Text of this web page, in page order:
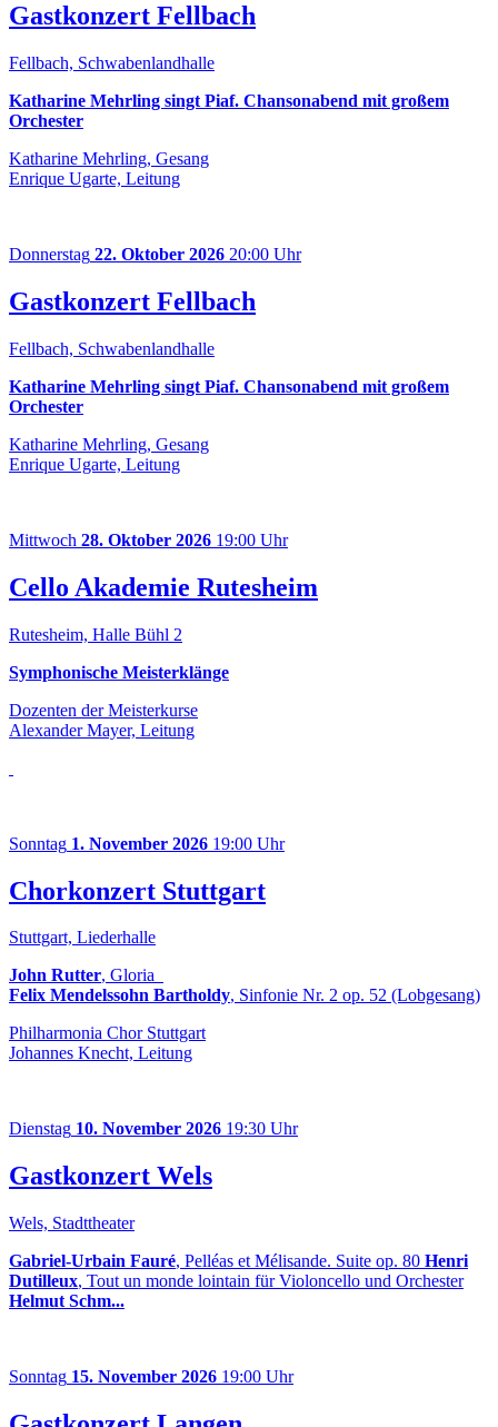
Gastkonzert Fellbach
Fellbach, Schwabenlandhalle
Katharine Mehrling singt Piaf. Chansonabend mit großem
Orchester
Katharine Mehrling, Gesang
Enrique Ugarte, Leitung
Donnerstag 22. Oktober 2026 20:00 Uhr
Gastkonzert Fellbach
Fellbach, Schwabenlandhalle
Katharine Mehrling singt Piaf. Chansonabend mit großem
Orchester
Katharine Mehrling, Gesang
Enrique Ugarte, Leitung
Mittwoch 28. Oktober 2026 19:00 Uhr
Cello Akademie Rutesheim
Rutesheim, Halle Bühl 2
Symphonische Meisterklänge
Dozenten der Meisterkurse
Alexander Mayer, Leitung
Sonntag 1. November 2026 19:00 Uhr
Chorkonzert Stuttgart
Stuttgart, Liederhalle
John Rutter, Gloria
Felix Mendelssohn Bartholdy, Sinfonie Nr. 2 op. 52 (Lobgesang)
Philharmonia Chor Stuttgart
Johannes Knecht, Leitung
Dienstag 10. November 2026 19:30 Uhr
Gastkonzert Wels
Wels, Stadttheater
Gabriel-Urbain Fauré, Pelléas et Mélisande. Suite op. 80 Henri
Dutilleux, Tout un monde lointain für Violoncello und Orchester
Helmut Schm...
Sonntag 15. November 2026 19:00 Uhr